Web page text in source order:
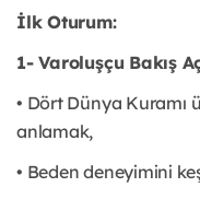
İlk Oturum:
1- Varoluşçu Bakış
• Dört Dünya Kuramı
anlamak,
• Beden deneyimini